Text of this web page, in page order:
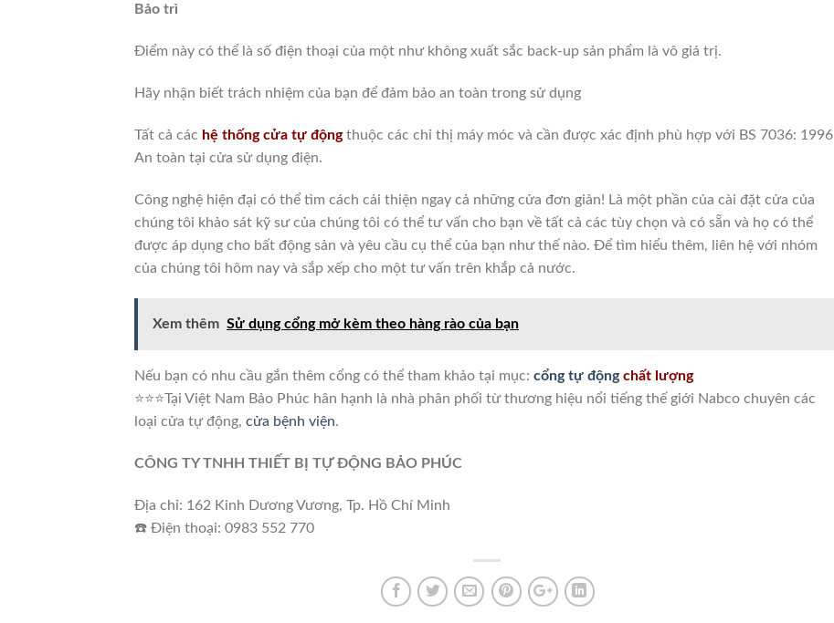
Bảo trì
Điểm này có thể là số điện thoại của một như không xuất sắc back-up sản phẩm là vô giá trị.
Hãy nhận biết trách nhiệm của bạn để đảm bảo an toàn trong sử dụng
Tất cả các hệ thống cửa tự độngthuộc các chỉ thị máy móc và cần được xác định phù hợp với BS 7036: 1996
An toàn tại cửa sử dụng điện.
Công nghệ hiện đại có thể tìm cách cải thiện ngay cả những cửa đơn giản! Là một phần của cài đặt cửa của
chúng tôi khảo sát kỹ sư của chúng tôi có thể tư vấn cho bạn về tất cả các tùy chọn và có sẵn và họ có thể
được áp dụng cho bất động sản và yêu cầu cụ thể của bạn như thế nào. Để tìm hiểu thêm, liên hệ với nhóm
của chúng tôi hôm nay và sắp xếp cho một tư vấn trên khắp cả nước.
Xem thêm Sử dụng cổng mở kèm theo hàng rào của bạn
Nếu bạn có nhu cầu gắn thêm cổng có thể tham khảo tại mục: cổng tự độngchất lượng
⭐️⭐️⭐️Tại Việt Nam Bảo Phúc hân hạnh là nhà phân phối từ thương hiệu nổi tiếng thế giới Nabco chuyên các
loại cửa tự động, cửa bệnh viện.
CÔNG TY TNHH THIẾT BỊ TỰ ĐỘNG BẢO PHÚC
Địa chỉ: 162 Kinh Dương Vương, Tp. Hồ Chí Minh
☎️ Điện thoại: 0983 552 770